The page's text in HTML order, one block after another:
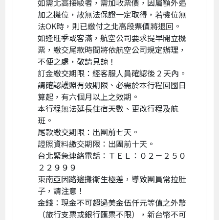
如需北高接駁者，需加收票價，因屬額外追
加之機位，故無法保證一定取得，若機位無
法OK時，則已繳付之北高段票價將退回。
如逢旺季或客滿，航空公司要求提早開立機
票，繳交尾款時間將依航空公司規定辦理，
不便之處，敬請見諒！
訂金繳交期限：經客服人員確認後 2 天內。
請確認護照有效期限、必需於本行程回國日
算起，有六個月以上之效期。
本行程無法延長住宿天數、更改行程及航
班。
尾款繳交期限：出團前七天。
證照資料繳交期限：出團前十天。
台北緊急連絡電話：ＴＥＬ：０２－２５０
２２９９９
東南亞因路邊攤衛生極差，導致團員常拉肚
子，請注意！
金錢：現金不可超過美金伍仟元等值之外幣
（旅行支票或銀行匯票不限），新台幣不可